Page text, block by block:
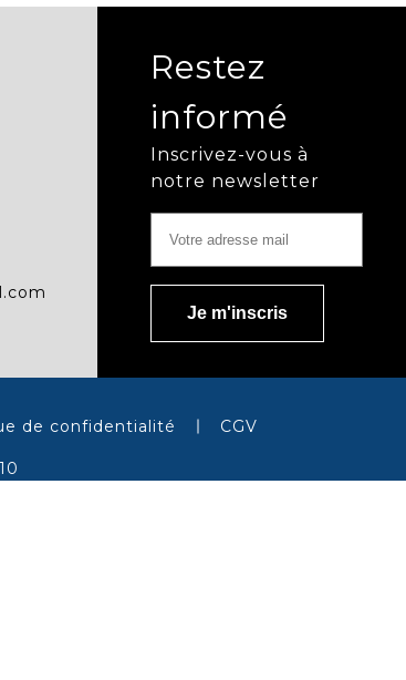
Restez
informé
Inscrivez-vous à
notre newsletter
de confidentialité CGV